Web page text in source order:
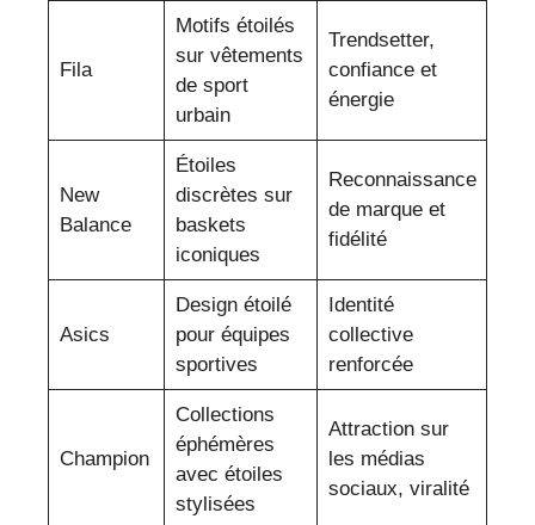
Fila
Motifs étoilés
sur vêtements
de sport
urbain
Trendsetter,
confiance et
énergie
New
Balance
Étoiles
discrètes sur
baskets
iconiques
Reconnaissance
de marque et
fidélité
Asics
Design étoilé
pour équipes
sportives
Identité
collective
renforcée
Champion
Collections
éphémères
avec étoiles
stylisées
Attraction sur
les médias
sociaux, viralité